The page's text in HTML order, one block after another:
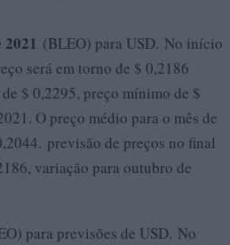
(BLEO) para USD. No início
será em torno de $ 0,2186
$ 0,2295, preço mínimo de $
O preço médio para o mês de
previsão de preços no final
variação para outubro de
para previsões de USD. No